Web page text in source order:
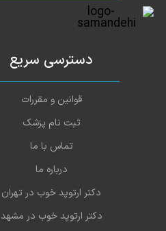
دسترسی سریع
قوانین و مقررات
ثبت نام پزشک
تماس با ما
درباره ما
دکتر ارتوپد خوب در تهران
دکتر ارتوپد خوب در مشهد